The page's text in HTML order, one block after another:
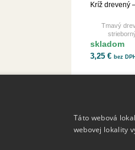
Kríž drevený
Tmavý
skladom
3,25 € bez DPH
Táto webová
webovej lokality